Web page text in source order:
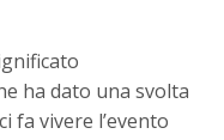
ha dato una svolta
fa vivere l’evento